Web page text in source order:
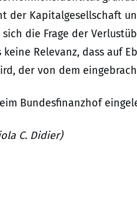
der Kapitalgesellschaft
die Frage der
Relevanz, dass auf
der von dem
Bundesfinanzhof
C. Didier)